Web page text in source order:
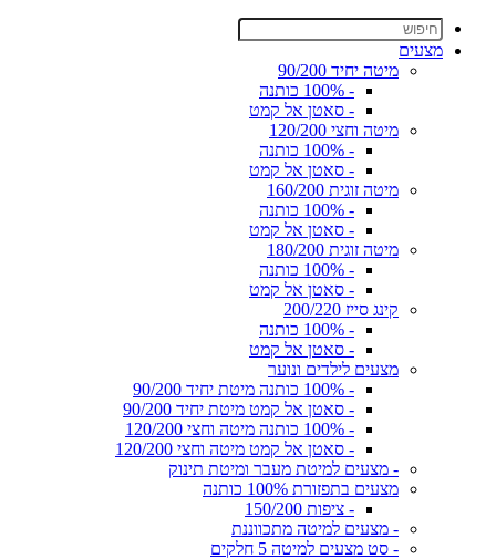
מצעים
מיטה יחיד 90/200
- 100% כותנה
- סאטן אל קמט
מיטה וחצי 120/200
- 100% כותנה
- סאטן אל קמט
מיטה זוגית 160/200
- 100% כותנה
- סאטן אל קמט
מיטה זוגית 180/200
- 100% כותנה
- סאטן אל קמט
קינג סייז 200/220
- 100% כותנה
- סאטן אל קמט
מצעים לילדים ונוער
- 100% כותנה מיטת יחיד 90/200
- סאטן אל קמט מיטת יחיד 90/200
- 100% כותנה מיטה וחצי 120/200
- סאטן אל קמט מיטה וחצי 120/200
- מצעים למיטת מעבר ומיטת תינוק
מצעים בתפזורת 100% כותנה
- ציפות 150/200
- מצעים למיטה מתכווננת
- סט מצעים למיטה 5 חלקים